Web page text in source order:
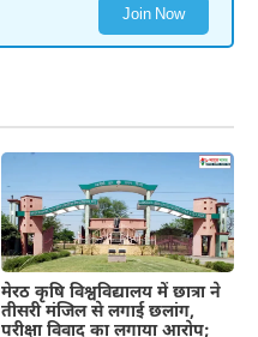
Join Now
मेरठ कृषि विश्वविद्यालय में छात्रा ने
तीसरी मंजिल से लगाई छलांग,
परीक्षा विवाद का लगाया आरोप;